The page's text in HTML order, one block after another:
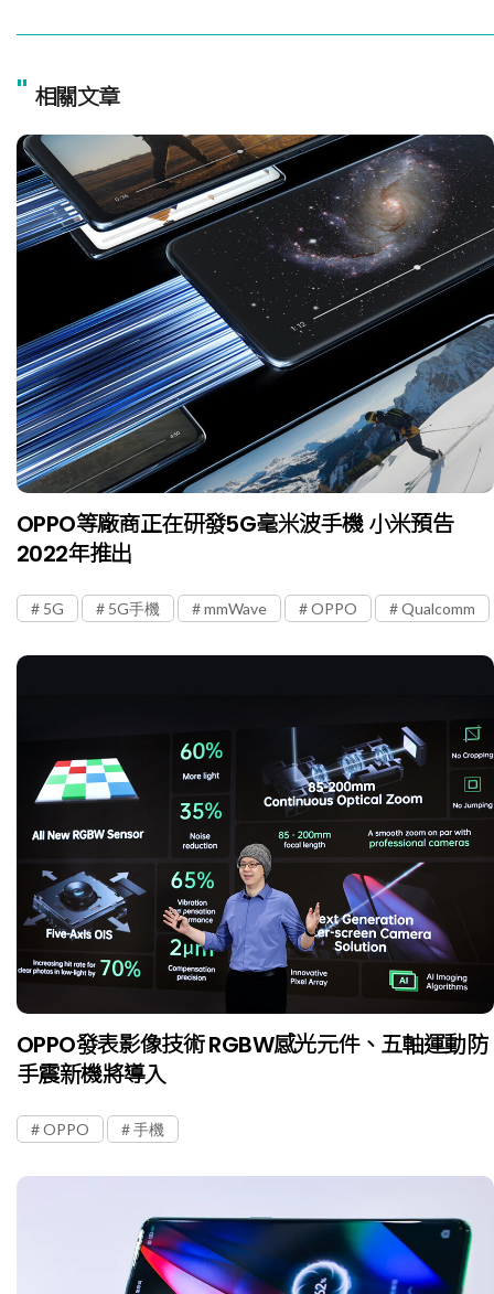
" 相關文章
OPPO等廠商正在研發5G毫米波手機 小米預告
2022年推出
5G 5G手機 mmWave OPPO Qualcomm
OPPO發表影像技術 RGBW感光元件、五軸運動防
手震新機將導入
OPPO 手機